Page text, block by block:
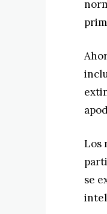
Los
se